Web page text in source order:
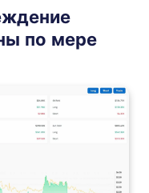
по мере